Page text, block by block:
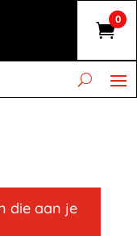
0
die aan je